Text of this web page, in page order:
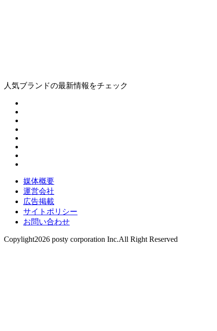
人気ブランドの最新情報をチェック
媒体概要
運営会社
広告掲載
サイトポリシー
お問い合わせ
Copylight2026 posty corporation Inc.All Right Reserved